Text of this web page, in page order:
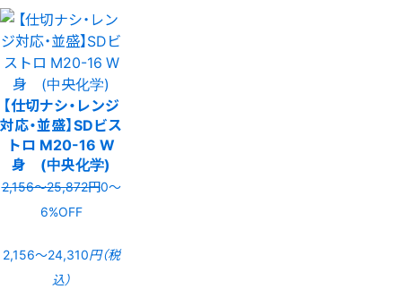
【仕切ナシ・レンジ
対応・並盛】SDビス
トロ M20-16 W
身 (中央化学)
2,156〜25,872円0〜
6%OFF
2,156〜24,310円（税
込）